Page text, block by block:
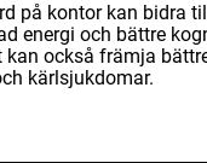
på kontor kan bidra
energi och bättre
också främja
kärlsjukdomar.